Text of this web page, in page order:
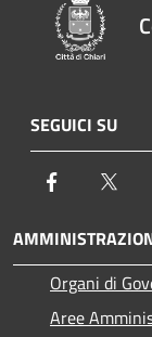
SEGUICI SU
Facebook
Organi di
Aree